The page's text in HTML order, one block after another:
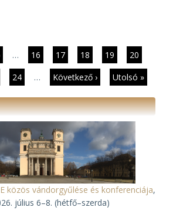
… Page
16 Page
17 Page
18 Page
19
Jelenlegi
oldal
20
Page
24 …
Következő
Következő ›
Utolsó
Utolsó »
közös vándorgyűlése és konferenciája,
július 6–8. (hétfő–szerda)